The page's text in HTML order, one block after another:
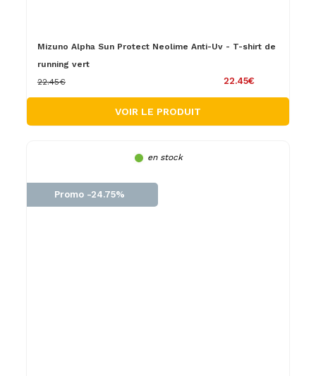
Mizuno Alpha Sun Protect Neolime Anti-Uv - T-shirt de
running vert
22.45€
22.45€
VOIR LE PRODUIT
en stock
Promo -24.75%